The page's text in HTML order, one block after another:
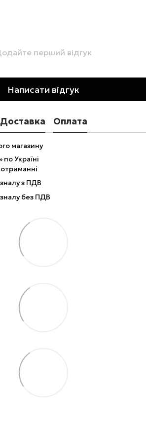
перший відгук
Написати відгук
Доставка Оплата
магазину
Україні
з ПДВ
без ПДВ